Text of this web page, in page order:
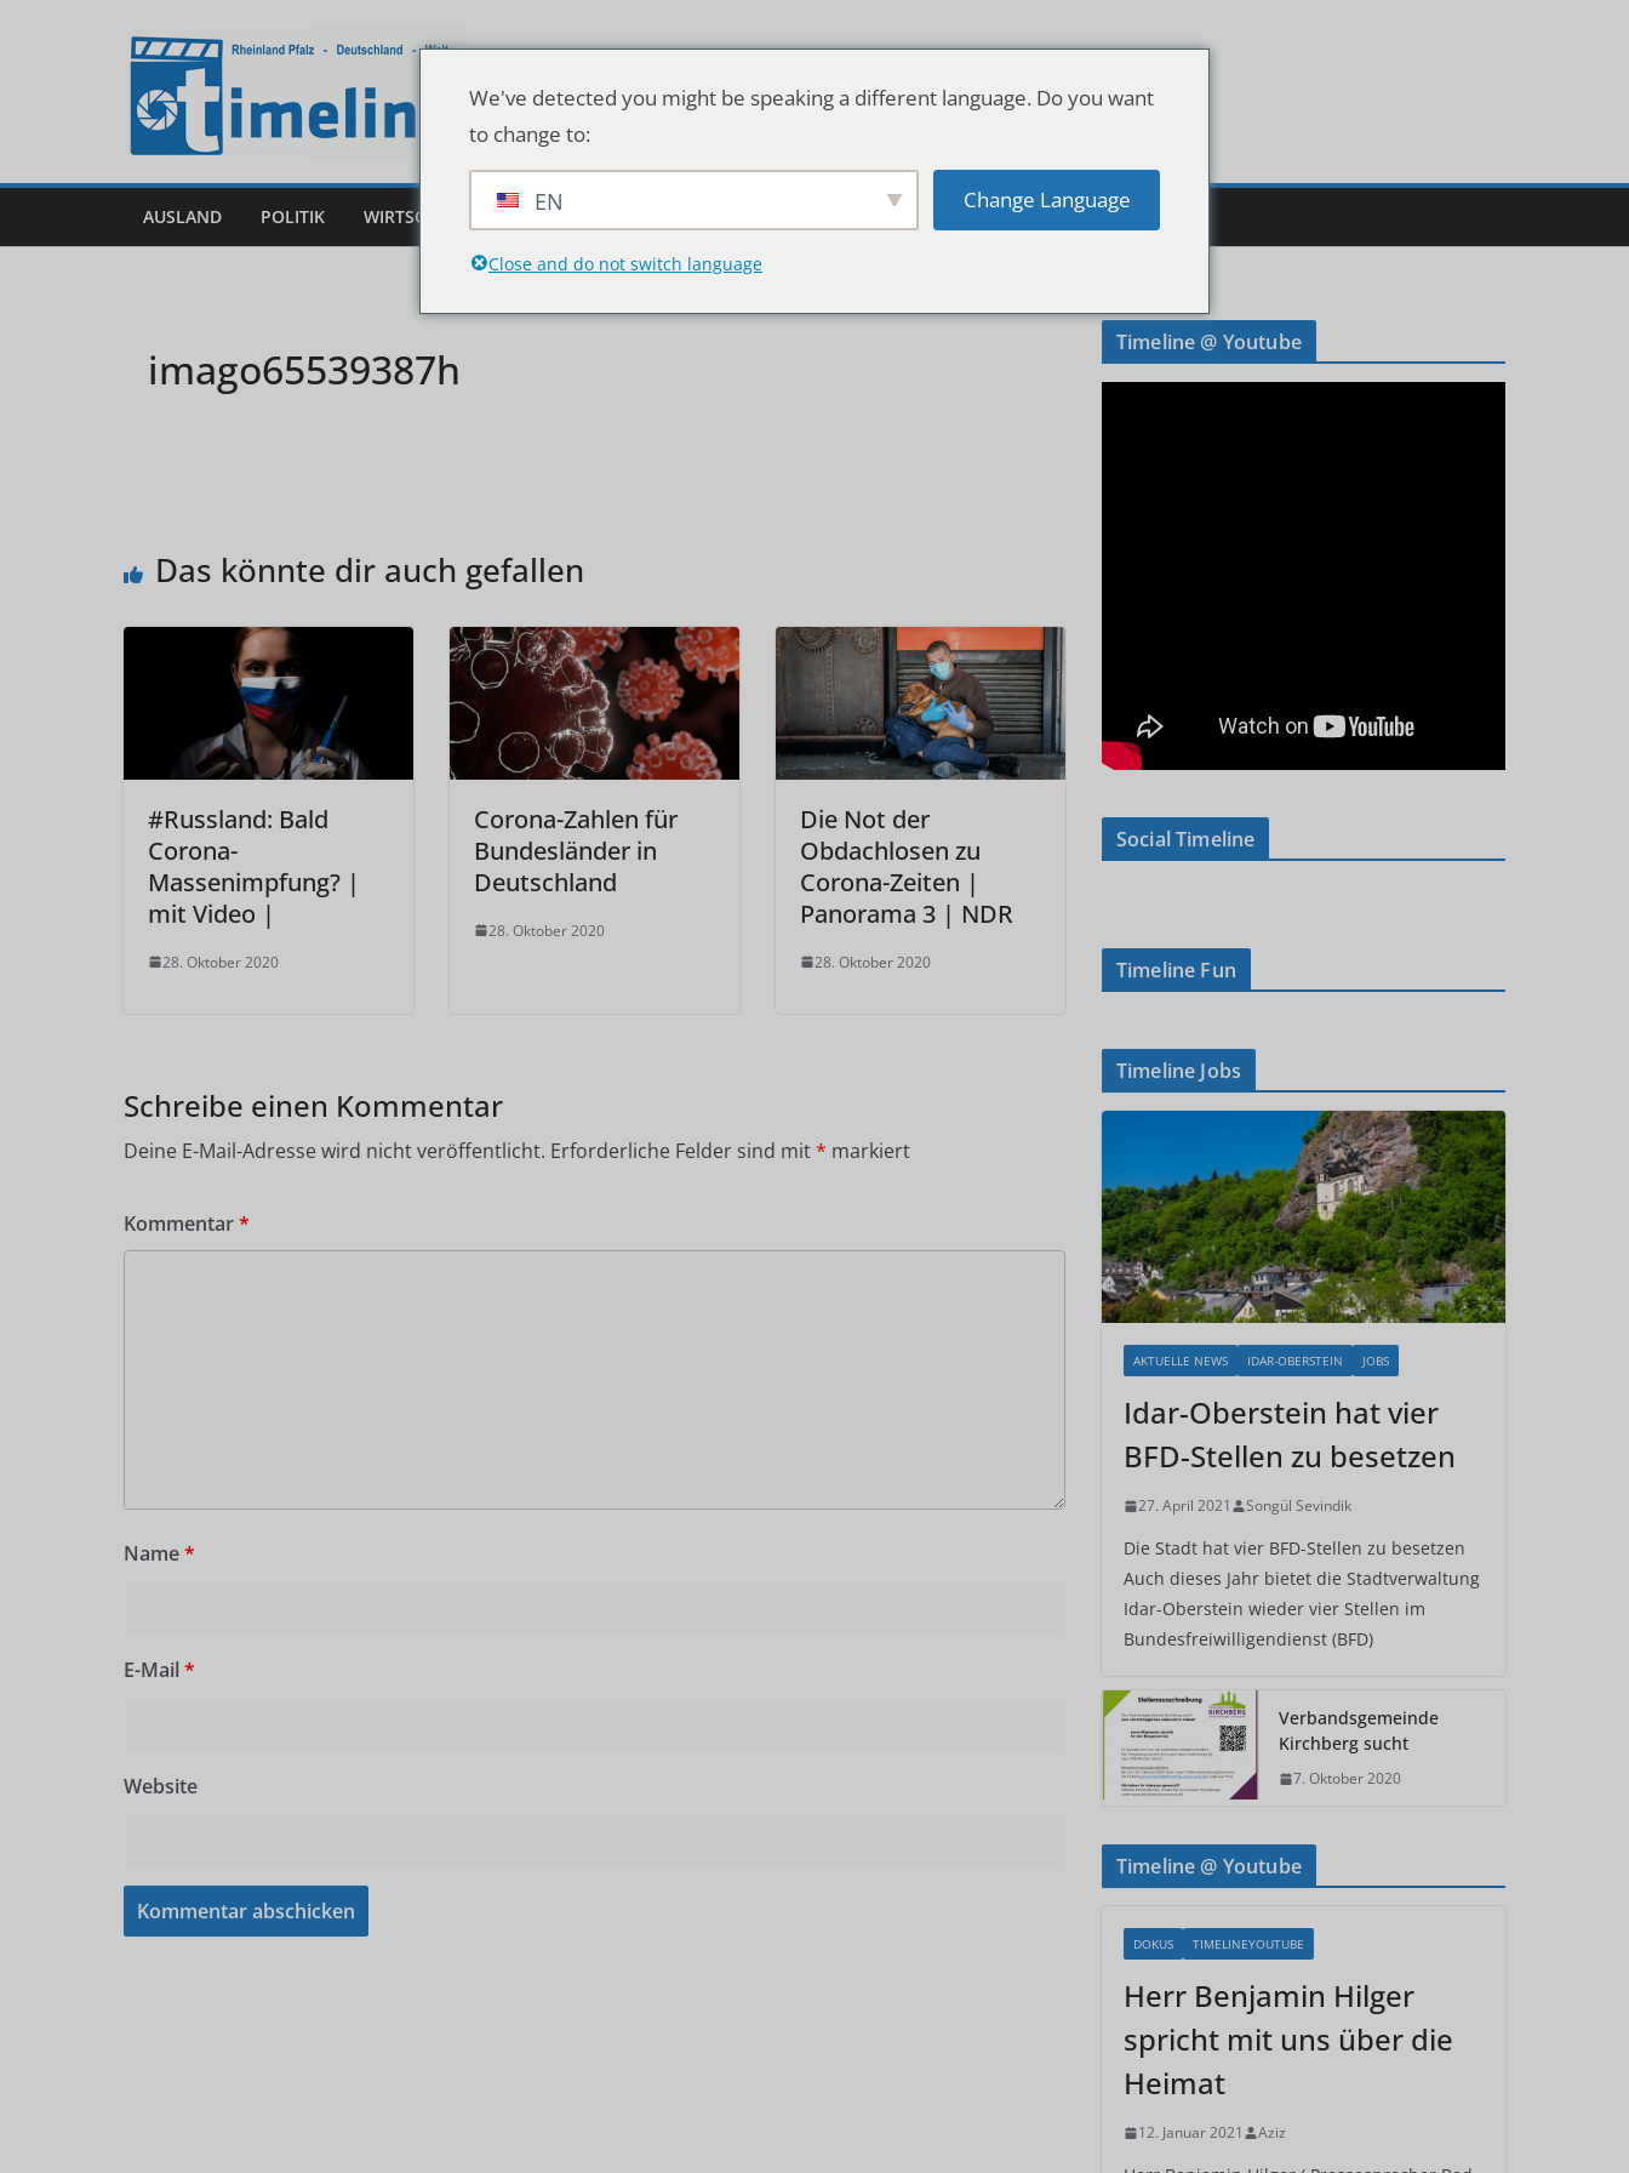
AUSLAND POLITIK WIRTSCHAFT DEUTSCHLAND & WELT
imago65539387h
Das könnte dir auch gefallen
#Russland: Bald
Corona-
Massenimpfung? |
mit Video |
28. Oktober 2020
Corona-Zahlen für
Bundesländer in
Deutschland
28. Oktober 2020
Die Not der
Obdachlosen zu
Corona-Zeiten |
Panorama 3 | NDR
28. Oktober 2020
Schreibe einen Kommentar
Deine E-Mail-Adresse wird nicht veröffentlicht. Erforderliche Felder sind mit* markiert
Kommentar*
Name*
E-Mail *
Website
Timeline @ Youtube
Social Timeline
Timeline Fun
Timeline Jobs
AKTUELLE NEWS IDAR-OBERSTEIN JOBS
Idar-Oberstein hat vier
BFD-Stellen zu besetzen
27. April 2021 Songül Sevindik
Die Stadt hat vier BFD-Stellen zu besetzen
Auch dieses Jahr bietet die Stadtverwaltung
Idar-Oberstein wieder vier Stellen im
Bundesfreiwilligendienst (BFD)
Verbandsgemeinde
Kirchberg sucht
7. Oktober 2020
Timeline @ Youtube
DOKUS TIMELINEYOUTUBE
Herr Benjamin Hilger
spricht mit uns über die
Heimat
12. Januar 2021 Aziz
We've detected you might be speaking a different language. Do you want
to change to:
EN Change Language
Close and do not switch language